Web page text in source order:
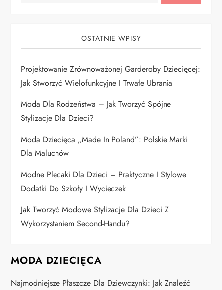
w
p
i
s
u
OSTATNIE WPISY
Projektowanie Zrównoważonej Garderoby Dziecięcej:
Jak Stworzyć Wielofunkcyjne I Trwałe Ubrania
Moda Dla Rodzeństwa – Jak Tworzyć Spójne
Stylizacje Dla Dzieci?
Moda Dziecięca „Made In Poland”: Polskie Marki
Dla Maluchów
Modne Plecaki Dla Dzieci – Praktyczne I Stylowe
Dodatki Do Szkoły I Wycieczek
Jak Tworzyć Modowe Stylizacje Dla Dzieci Z
Wykorzystaniem Second-Handu?
MODA DZIECIĘCA
Najmodniejsze Płaszcze Dla Dziewczynki: Jak Znaleźć